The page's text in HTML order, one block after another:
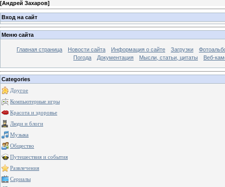
[Андрей Захаров]
Вход на сайт
Меню сайта
Главная страница Новости сайта Информация о сайте Загрузки
Погода
Документация Мысли, статьи, цитаты Веб-
Categories
Другое
Компьютерные игры
Красота и здоровье
Люди и блоги
Музыка
Общество
Путешествия и события
Развлечения
Сериалы